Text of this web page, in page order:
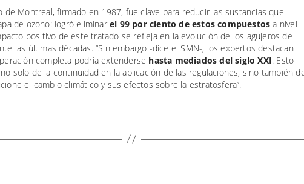
de Montreal, firmado en 1987, fue clave para reducir las sustancias que
de ozono: logró eliminar el 99 por ciento de estos compuestos a nivel
positivo de este tratado se refleja en la evolución de los agujeros de
las últimas décadas. “Sin embargo -dice el SMN-, los expertos destacan
completa podría extenderse hasta mediados del siglo XXI. Esto
solo de la continuidad en la aplicación de las regulaciones, sino también
el cambio climático y sus efectos sobre la estratosfera”.